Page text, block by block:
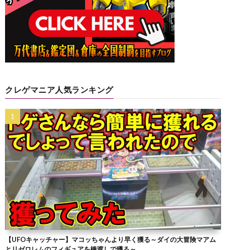
クレゲマニア人気ランキング
【UFOキャッチャー】マコッちゃんより早く獲る～ダイの大冒険マアム